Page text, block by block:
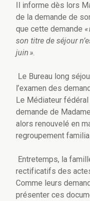
Il informe dès lors
de la demande de
que cette demande
son titre de séjour
juin ».
Le Bureau long
l’examen des
Le Médiateur
demande de
alors renouvelé en
regroupement
Entretemps, la
rectificatifs des
Comme leurs
présenter ces